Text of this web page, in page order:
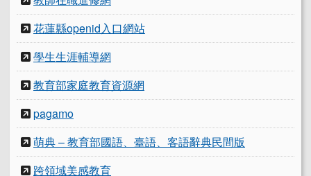
花蓮縣openid入口網站
學生生涯輔導網
教育部家庭教育資源網
pagamo
萌典 – 教育部國語、臺語、客語辭典民間版
跨領域美感教育